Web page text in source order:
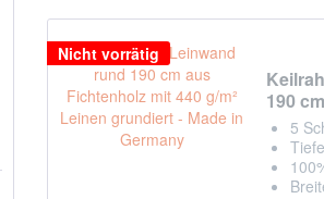
Nicht vorrätig
190
5